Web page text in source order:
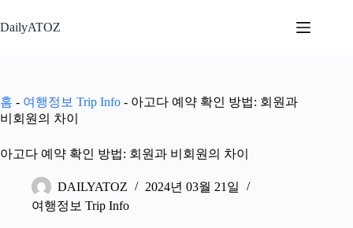
문
뛰
기
DailyATOZ
홈 - 여행정보 Trip Info - 아고다 예약 확인 방법: 회원과
비회원의 차이
아고다 예약 확인 방법: 회원과 비회원의 차이
DAILYATOZ
2024년 03월 21일
여행정보 Trip Info